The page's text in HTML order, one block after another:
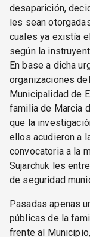
desaparición,
les sean
cuales ya existía
según la
En base a dicha
organizaciones
Municipalidad de
familia de Marcia
que la
ellos acudieron a
convocatoria a la
Sujarchuk les
de seguridad
Pasadas apenas
públicas de la
frente al